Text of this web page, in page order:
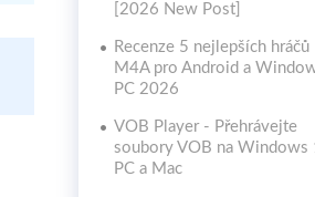
[2026 New Post]
Recenze 5 nejlepších hráčů
M4A pro Android a
PC 2026
VOB Player - Přehrávejte
soubory VOB na Windows
PC a Mac